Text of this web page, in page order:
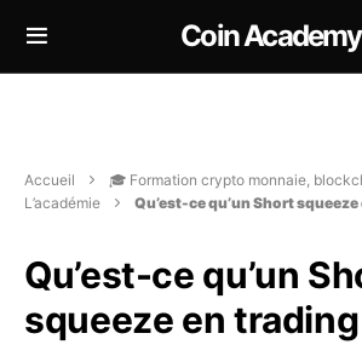
Coin Academy
Accueil
🎓 Formation crypto monnaie,
L’académie
Qu’est-ce qu’un Short
Qu’est-ce qu’un
squeeze en